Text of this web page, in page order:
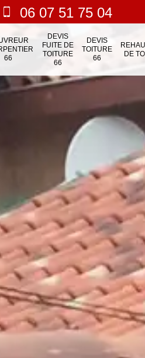
06 07 51 75 04
66
DEVIS
FUITE DE
TOITURE
66
DEVIS
TOITURE
66
DE